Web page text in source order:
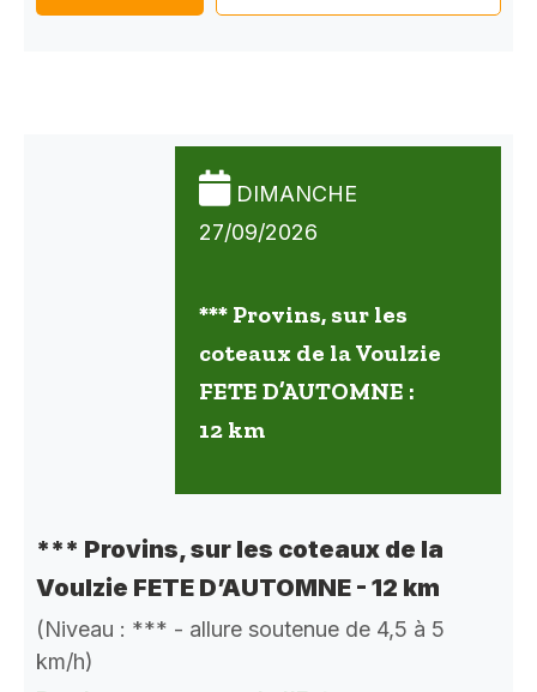
DIMANCHE
27/09/2026
*** Provins, sur les
coteaux de la Voulzie
FETE D’AUTOMNE :
12 km
*** Provins, sur les coteaux de la
Voulzie FETE D’AUTOMNE - 12 km
(Niveau : *** - allure soutenue de 4,5 à 5
km/h)